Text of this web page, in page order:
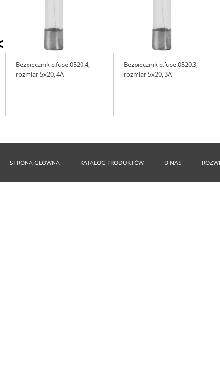
Bezpiecznik e.fuse.0520.4,
rozmiar 5х20, 4А
Bezpiecznik e.fuse.0520.3,
rozmiar 5х20, 3А
STRONA GLOWNA KATALOG PRODUKTÓW O NAS